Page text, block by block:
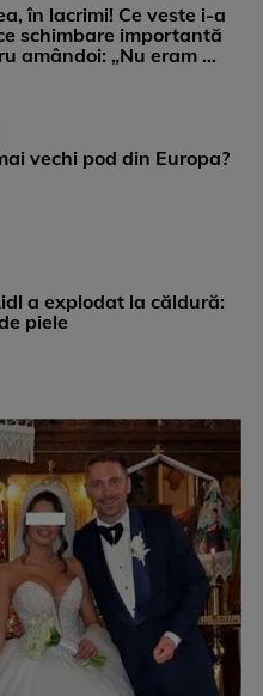
în lacrimi! Ce veste i-a
schimbare importantă
amândoi: „Nu eram ...
vechi pod din Europa?
a explodat la căldură:
piele